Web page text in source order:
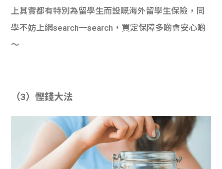
上其實都有特別為留學生而設嘅海外留學生保險，同
學不妨上網search一search，買定保障多啲會安心啲
～
（3）慳錢大法